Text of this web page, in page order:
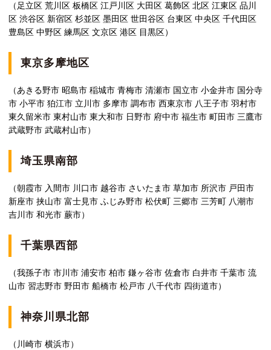
（足立区 荒川区 板橋区 江戸川区 大田区 葛飾区 北区 江東区 品川
区 渋谷区 新宿区 杉並区 墨田区 世田谷区 台東区 中央区 千代田区
豊島区 中野区 練馬区 文京区 港区 目黒区）
東京多摩地区
（あきる野市 昭島市 稲城市 青梅市 清瀬市 国立市 小金井市 国分寺
市 小平市 狛江市 立川市 多摩市 調布市 西東京市 八王子市 羽村市
東久留米市 東村山市 東大和市 日野市 府中市 福生市 町田市 三鷹市
武蔵野市 武蔵村山市）
埼玉県南部
（朝霞市 入間市 川口市 越谷市 さいたま市 草加市 所沢市 戸田市
新座市 挟山市 富士見市 ふじみ野市 松伏町 三郷市 三芳町 八潮市
吉川市 和光市 蕨市）
千葉県西部
（我孫子市 市川市 浦安市 柏市 鎌ヶ谷市 佐倉市 白井市 千葉市 流
山市 習志野市 野田市 船橋市 松戸市 八千代市 四街道市）
神奈川県北部
（川崎市 横浜市）